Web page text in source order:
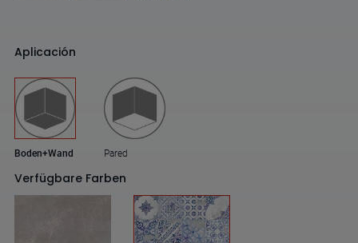
Aplicación
Boden+Wand Pared
Verfügbare Farben